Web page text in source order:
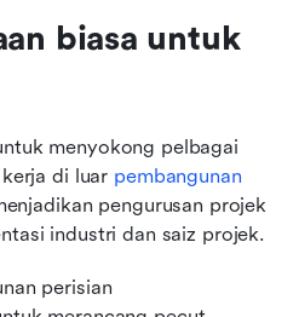
biasa untuk
menyokong pelbagai
di luar pembangunan
pengurusan projek
industri dan saiz projek.
perisian